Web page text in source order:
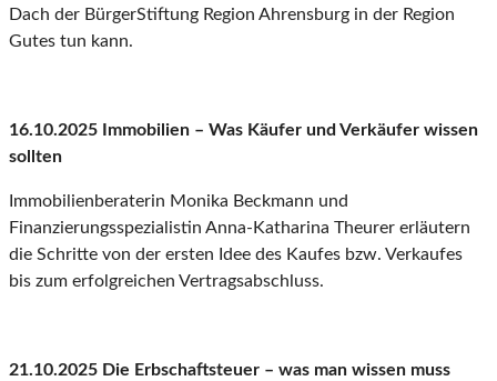
Dach der BürgerStiftung Region Ahrensburg in der Region
Gutes tun kann.
16.10.2025 Immobilien – Was Käufer und Verkäufer wissen
sollten
Immobilienberaterin Monika Beckmann und
Finanzierungsspezialistin Anna-Katharina Theurer erläutern
die Schritte von der ersten Idee des Kaufes bzw. Verkaufes
bis zum erfolgreichen Vertragsabschluss.
21.10.2025 Die Erbschaftsteuer – was man wissen muss